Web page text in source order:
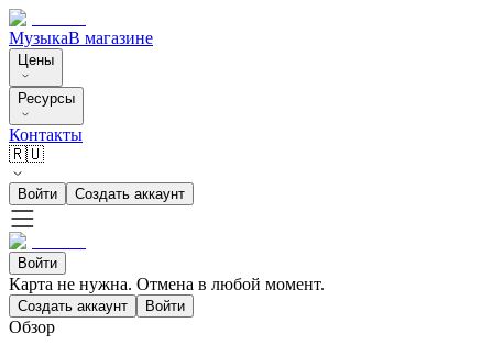
МузыкаВ магазине
Цены
Ресурсы
Контакты
🇷🇺
Войти Создать аккаунт
Войти
Карта не нужна. Отмена в любой момент.
Создать аккаунт Войти
Обзор